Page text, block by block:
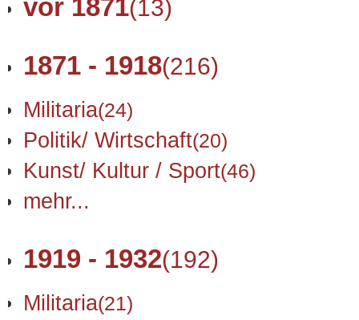
vor 1871(13)
1871 - 1918(216)
Militaria(24)
Politik/ Wirtschaft(20)
Kunst/ Kultur / Sport(46)
mehr...
1919 - 1932(192)
Militaria(21)